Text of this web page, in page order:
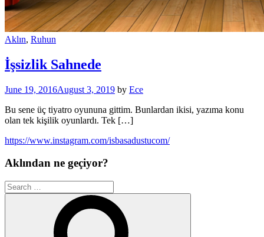
Aklın, Ruhun
İşsizlik Sahnede
June 19, 2016August 3, 2019 by Ece
Bu sene üç tiyatro oyununa gittim. Bunlardan ikisi, yazıma konu
olan tek kişilik oyunlardı. Tek […]
https://www.instagram.com/isbasadustucom/
Aklından ne geçiyor?
Search
for: